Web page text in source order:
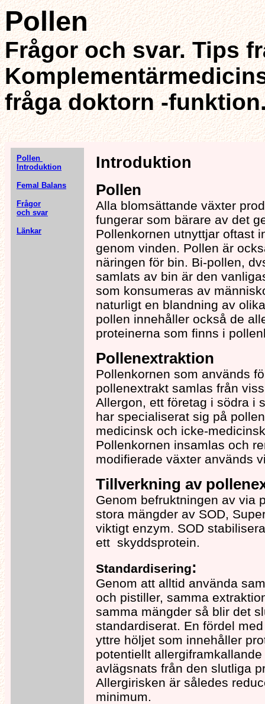
Pollen
Frågor och svar. Tips
fråga doktorn -
Pollen
Introduktion
Femal Balans
Frågor
och svar
Länkar
Introduktion
Pollen
Alla blomsättande växter
fungerar som bärare av det
Pollenkornen utnyttjar oftast
genom vinden. Pollen är
näringen för bin. Bi-pollen,
samlats av bin är den
som konsumeras av
naturligt en blandning av
pollen innehåller också de
proteinerna som finns i
Pollenextraktion
Pollenkornen som används
pollenextrakt samlas från
Allergon, ett företag i södra i
har specialiserat sig på
medicinsk och icke-
Pollenkornen insamlas och
modifierade växter används
Tillverkning av
Genom befruktningen av via
stora mängder av SOD,
viktigt enzym. SOD
ett skyddsprotein.
Standardisering:
Genom att alltid använda
och pistiller, samma
samma mängder så blir det
standardiserat. En fördel
yttre höljet som innehåller
potentiellt
avlägsnats från den slutliga
Allergirisken är således
minimum.